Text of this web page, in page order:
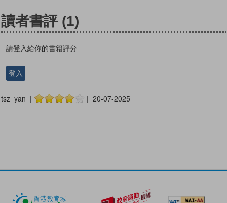
讀者書評 (1)
請登入給你的書籍評分
登入
tsz_yan | | 20-07-2025